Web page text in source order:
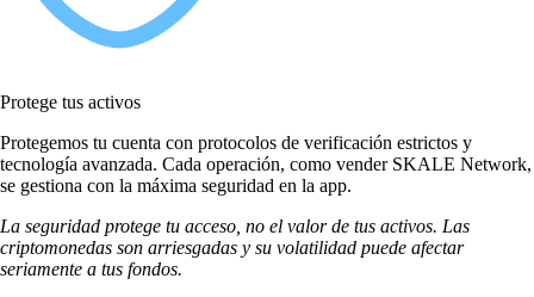
Protege tus activos
Protegemos tu cuenta con protocolos de verificación estrictos y
tecnología avanzada. Cada operación, como vender SKALE Network,
se gestiona con la máxima seguridad en la app.
La seguridad protege tu acceso, no el valor de tus activos. Las
criptomonedas son arriesgadas y su volatilidad puede afectar
seriamente a tus fondos.